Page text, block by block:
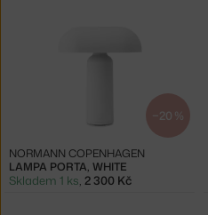
−20 %
LAMPA PORTA, WHITE
NORMANN COPENHAGEN
Skladem 1 ks, 2 300 Kč